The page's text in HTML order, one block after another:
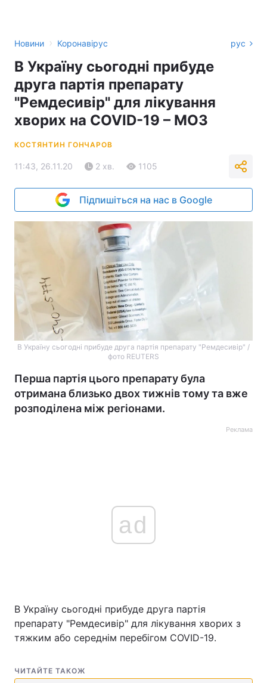
Новини › Коронавірус рус
В Україну сьогодні прибуде
друга партія препарату
"Ремдесивір" для лікування
хворих на COVID-19 – МОЗ
КОСТЯНТИН ГОНЧАРОВ
11:43, 26.11.20 2 хв. 1105
Підпишіться на нас в Google
В Україну сьогодні прибуде друга партія препарату "Ремдесивір" /
фото REUTERS
Перша партія цього препарату була
отримана близько двох тижнів тому та вже
розподілена між регіонами.
Реклама
ad
В Україну сьогодні прибуде друга партія
препарату "Ремдесивір" для лікування хворих з
тяжким або середнім перебігом COVID-19.
ЧИТАЙТЕ ТАКОЖ